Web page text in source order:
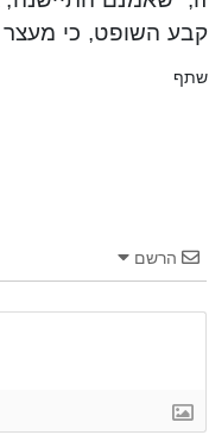
קבע השופט, כי מעצר החשוד
שתף
הרשם